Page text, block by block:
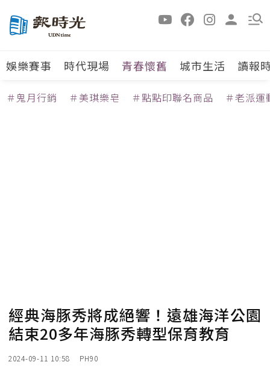
娛樂賽事 時代現場 青春懷舊 城市生活 讀報
＃鬼月行銷 ＃美琪樂皂 ＃點點印聯名商品 ＃老派運
經典海豚秀將成絕響！遠雄海洋公園
結束20多年海豚秀轉型保育教育
2024-09-11 10:58 PH90